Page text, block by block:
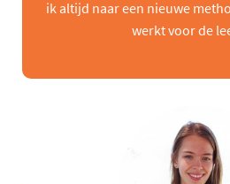
ik altijd naar een nieuwe
werkt voor de